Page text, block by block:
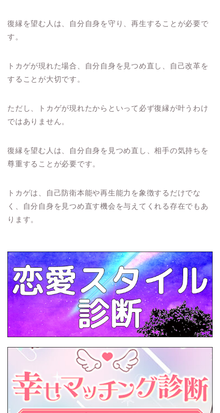
復縁を望む人は、自分自身を守り、再生することが必要で
す。
トカゲが現れた場合、自分自身を見つめ直し、自己改革を
することが大切です。
ただし、トカゲが現れたからといって必ず復縁が叶うわけ
ではありません。
復縁を望む人は、自分自身を見つめ直し、相手の気持ちを
尊重することが必要です。
トカゲは、自己防衛本能や再生能力を象徴するだけでな
く、自分自身を見つめ直す機会を与えてくれる存在でもあ
ります。